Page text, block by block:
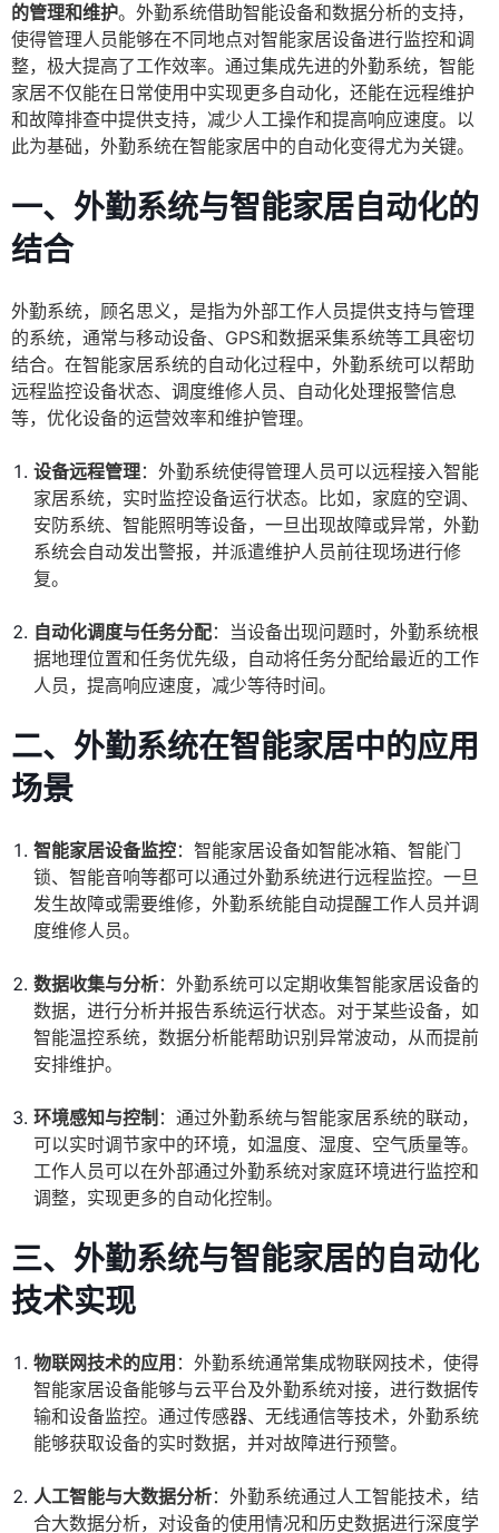
的管理和维护。外勤系统借助智能设备和数据分析的支持，
使得管理人员能够在不同地点对智能家居设备进行监控和调
整，极大提高了工作效率。通过集成先进的外勤系统，智能
家居不仅能在日常使用中实现更多自动化，还能在远程维护
和故障排查中提供支持，减少人工操作和提高响应速度。以
此为基础，外勤系统在智能家居中的自动化变得尤为关键。
一、外勤系统与智能家居自动化的
结合
外勤系统，顾名思义，是指为外部工作人员提供支持与管理
的系统，通常与移动设备、GPS和数据采集系统等工具密切
结合。在智能家居系统的自动化过程中，外勤系统可以帮助
远程监控设备状态、调度维修人员、自动化处理报警信息
等，优化设备的运营效率和维护管理。
设备远程管理：外勤系统使得管理人员可以远程接入智能
家居系统，实时监控设备运行状态。比如，家庭的空调、
安防系统、智能照明等设备，一旦出现故障或异常，外勤
系统会自动发出警报，并派遣维护人员前往现场进行修
复。
自动化调度与任务分配：当设备出现问题时，外勤系统根
据地理位置和任务优先级，自动将任务分配给最近的工作
人员，提高响应速度，减少等待时间。
二、外勤系统在智能家居中的应用
场景
智能家居设备监控：智能家居设备如智能冰箱、智能门
锁、智能音响等都可以通过外勤系统进行远程监控。一旦
发生故障或需要维修，外勤系统能自动提醒工作人员并调
度维修人员。
数据收集与分析：外勤系统可以定期收集智能家居设备的
数据，进行分析并报告系统运行状态。对于某些设备，如
智能温控系统，数据分析能帮助识别异常波动，从而提前
安排维护。
环境感知与控制 ：通过外勤系统与智能家居系统的联动，
可以实时调节家中的环境，如温度、湿度、空气质量等。
工作人员可以在外部通过外勤系统对家庭环境进行监控和
调整，实现更多的自动化控制。
三、外勤系统与智能家居的自动化
技术实现
物联网技术的应用 ：外勤系统通常集成物联网技术，使得
智能家居设备能够与云平台及外勤系统对接，进行数据传
输和设备监控。通过传感器、无线通信等技术，外勤系统
能够获取设备的实时数据，并对故障进行预警。
人工智能与大数据分析：外勤系统通过人工智能技术，结
合大数据分析，对设备的使用情况和历史数据进行深度学